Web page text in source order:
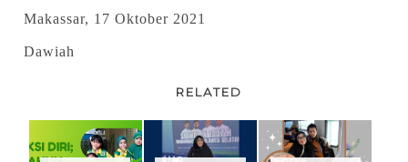
Makassar, 17 Oktober 2021
Dawiah
RELATED